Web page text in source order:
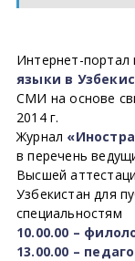
Интернет-портал
языки в
СМИ на основе
2014 г.
Журнал
в перечень
Высшей
Узбекистан для
специальностям
10.00.00 –
13.00.00 –